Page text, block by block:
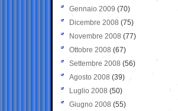
Gennaio 2009 (70)
Dicembre 2008 (75)
Novembre 2008 (77)
Ottobre 2008 (67)
Settembre 2008 (56)
Agosto 2008 (39)
Luglio 2008 (50)
Giugno 2008 (55)